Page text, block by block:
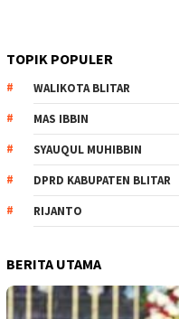
TOPIK POPULER
WALIKOTA BLITAR
MAS IBBIN
SYAUQUL MUHIBBIN
DPRD KABUPATEN BLITAR
RIJANTO
BERITA UTAMA